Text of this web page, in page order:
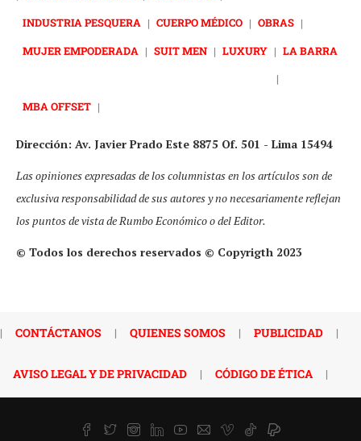
INDUSTRIA PESQUERA | CUERPO MÉDICO | OBRAS |
MUJER EMPODERADA | SUIT MEN | LUXURY | LA BARRA
|
MBA OFFSET |
Dirección: Av. Javier Prado Este 8875 Of. 501 - Lima 15494
Las opiniones expresadas de los columnistas en los artículos son de
exclusiva responsabilidad de sus autores y no necesariamente reflejan
los puntos de vista de Rumbo Económico o del Editor.
© Todos los derechos reservados © Copyrigth 2023
| CONTÁCTANOS | QUIENES SOMOS | PUBLICIDAD |
AVISO LEGAL Y DE PRIVACIDAD | CÓDIGO DE ÉTICA |